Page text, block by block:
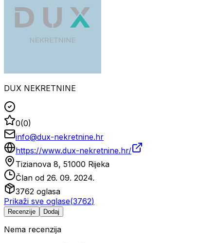
DUX NEKRETNINE
0(0)
info@dux-nekretnine.hr
https://www.dux-nekretnine.hr/
Tizianova 8, 51000 Rijeka
Član od 26. 09. 2024.
3762 oglasa
Prikaži sve oglase(3762)
Recenzije Dodaj
Nema recenzija